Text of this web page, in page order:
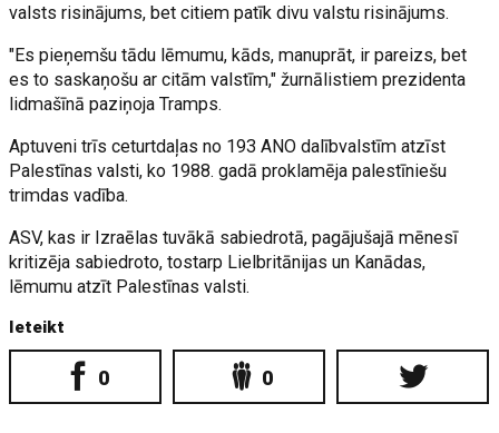
valsts risinājums, bet citiem patīk divu valstu risinājums.
"Es pieņemšu tādu lēmumu, kāds, manuprāt, ir pareizs, bet
es to saskaņošu ar citām valstīm," žurnālistiem prezidenta
lidmašīnā paziņoja Tramps.
Aptuveni trīs ceturtdaļas no 193 ANO dalībvalstīm atzīst
Palestīnas valsti, ko 1988. gadā proklamēja palestīniešu
trimdas vadība.
ASV, kas ir Izraēlas tuvākā sabiedrotā, pagājušajā mēnesī
kritizēja sabiedroto, tostarp Lielbritānijas un Kanādas,
lēmumu atzīt Palestīnas valsti.
Ieteikt
0 0